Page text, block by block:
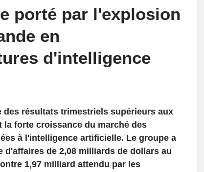
porté par l'explosion
en
d'intelligence
des résultats trimestriels supérieurs aux
la forte croissance du marché des
à l'intelligence artificielle. Le groupe a
d'affaires de 2,08 milliards de dollars au
1,97 milliard attendu par les